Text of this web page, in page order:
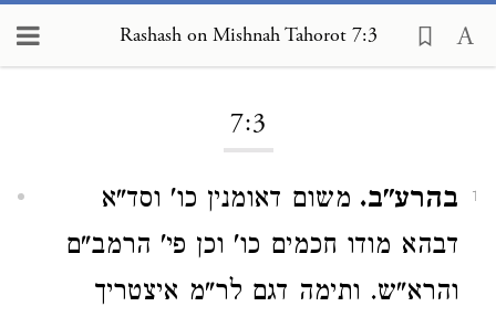
Rashash on Mishnah Tahorot 7:3
7:3
1 בהרע"ב. משום דאומנין כו' וסד"א
דבהא מודו חכמים כו' וכן פי' הרמב"ם
והרא"ש. ותימה דגם לר"מ איצטריך